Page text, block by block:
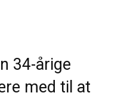
34-årige
med til at